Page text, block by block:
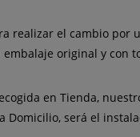
realizar el cambio
original y con
en Tienda,
Domicilio, será el